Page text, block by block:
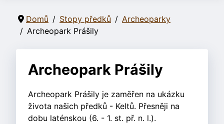
Domů Stopy předků
Archeoparky
Archeopark Prášily
Archeopark Prášily
Archeopark Prášily je zaměřen na ukázku
života našich předků - Keltů. Přesněji na
dobu laténskou (6. - 1. st. př. n. l.).